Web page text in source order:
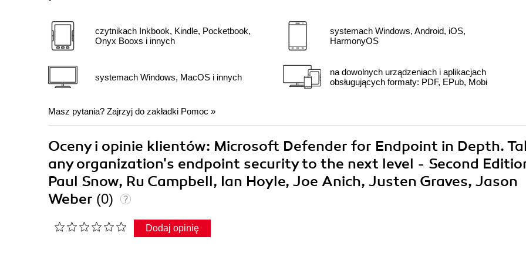
czytnikach Inkbook, Kindle, Pocketbook,
Onyx Booxs i innych
systemach Windows, MacOS i innych
systemach Windows, Android, iOS,
HarmonyOS
na dowolnych urządzeniach i aplikacjach
obsługujących formaty: PDF, EPub, Mobi
Masz pytania? Zajrzyj do zakładki Pomoc »
Oceny i opinie klientów: Microsoft Defender for Endpoint in Depth.
any organization's endpoint security to the next level - Second
Paul Snow, Ru Campbell, Ian Hoyle, Joe Anich, Justen Graves, Jason
Weber (0)
Dodaj opinię